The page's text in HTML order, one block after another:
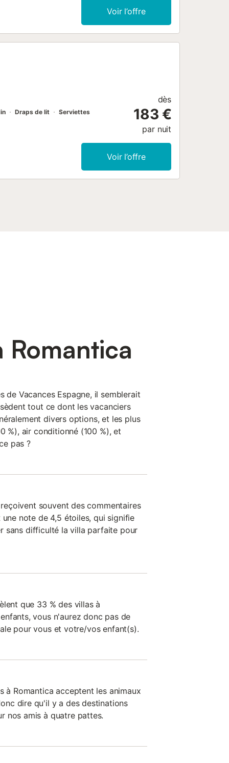
Voir l’offre
Draps de lit Serviettes
dès
183 €
par nuit
Voir l’offre
Romantica
de Vacances Espagne, il semblerait
tout ce dont les vacanciers
divers options, et les plus
%), air conditionné (100 %), et
pas ?
souvent des commentaires
note de 4,5 étoiles, qui signifie
sans difficulté la villa parfaite pour
que 33 % des villas à
vous n'aurez donc pas de
pour vous et votre/vos enfant(s).
à Romantica acceptent les animaux
dire qu'il y a des destinations
nos amis à quatre pattes.